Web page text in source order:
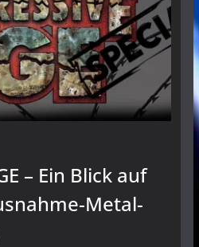
– Ein Blick auf
Metal-